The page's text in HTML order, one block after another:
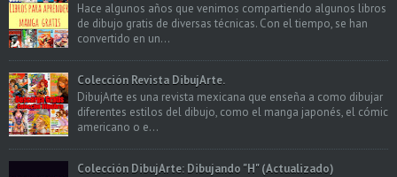
Hace algunos años que venimos compartiendo algunos libros
de dibujo gratis de diversas técnicas. Con el tiempo, se han
convertido en un...
Colección Revista DibujArte.
DibujArte es una revista mexicana que enseña a como dibujar
diferentes estilos del dibujo, como el manga japonés, el cómic
americano o e...
Colección DibujArte: Dibujando "H" (Actualizado)